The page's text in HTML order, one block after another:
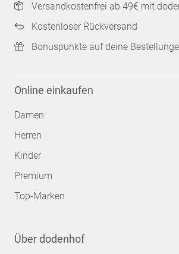
Versandkostenfrei ab 49€ mit
Kostenloser Rückversand
Bonuspunkte auf deine
Online einkaufen
Damen
Herren
Kinder
Premium
Top-Marken
Über dodenhof